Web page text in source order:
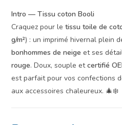
Intro — Tissu coton Booli
Craquez pour letissu toile de
g/m²) : un imprimé hivernal plein
bonhommes de neige et ses
rouge. Doux, souple etcertifié
est parfait pour vos confections
aux accessoires chaleureux. 🎄❄️